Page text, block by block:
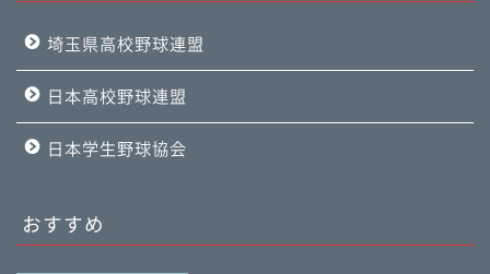
埼玉県高校野球連盟
日本高校野球連盟
日本学生野球協会
おすすめ